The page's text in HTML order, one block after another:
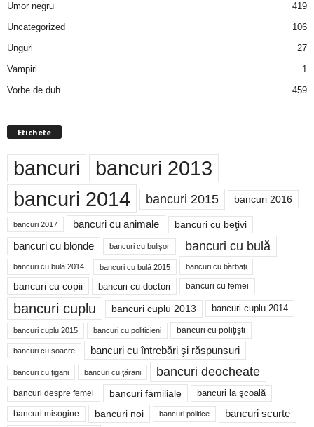
Umor negru
419
Uncategorized
106
Unguri
27
Vampiri
1
Vorbe de duh
459
Etichete
bancuri bancuri 2013
bancuri 2014 bancuri 2015 bancuri 2016
bancuri 2017 bancuri cu animale bancuri cu beţivi
bancuri cu blonde bancuri cu bulişor bancuri cu bulă
bancuri cu bulă 2014 bancuri cu bulă 2015 bancuri cu bărbaţi
bancuri cu copii bancuri cu doctori bancuri cu femei
bancuri cuplu bancuri cuplu 2013 bancuri cuplu 2014
bancuri cuplu 2015 bancuri cu politicieni bancuri cu poliţişti
bancuri cu soacre bancuri cu întrebări şi răspunsuri
bancuri cu ţigani bancuri cu ţărani bancuri deocheate
bancuri despre femei bancuri familiale bancuri la şcoală
bancuri misogine bancuri noi bancuri politice bancuri scurte